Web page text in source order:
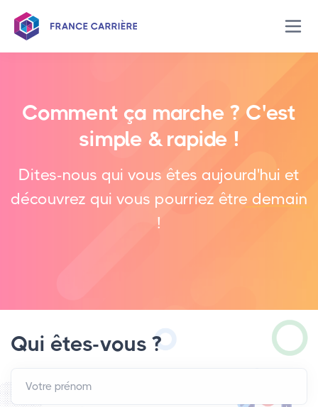
Comment ça marche ? C'est
simple & rapide !
Dites-nous qui vous êtes aujourd'hui et
découvrez qui vous pourriez être demain
!
Qui êtes-vous ?
Votre prénom